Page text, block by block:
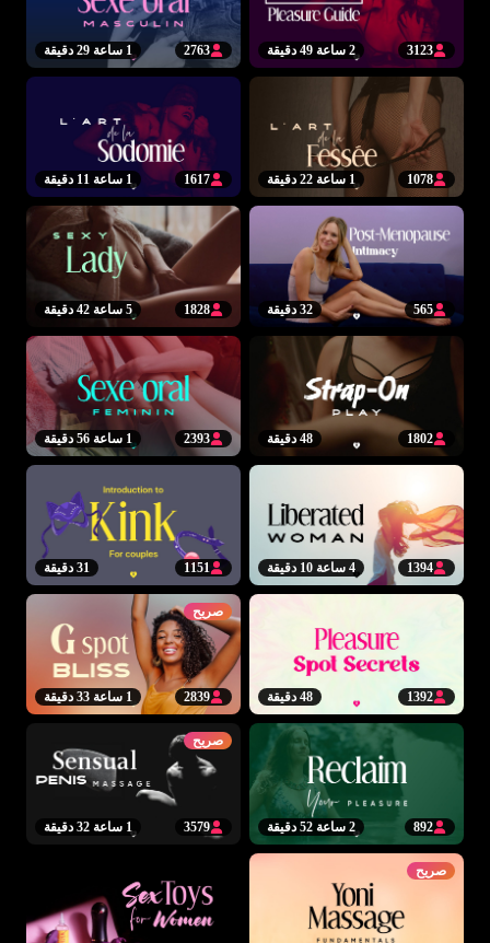
2 ساعة 49 دقيقة 3123 1 ساعة 29 دقيقة 2763
1 ساعة 22 دقيقة 1078 1 ساعة 11 دقيقة 1617
32 دقيقة 565 5 ساعة 42 دقيقة 1828
48 دقيقة 1802 1 ساعة 56 دقيقة 2393
4 ساعة 10 دقيقة 1394 31 دقيقة 1151
48 دقيقة 1392
صريح
1 ساعة 33 دقيقة 2839
2 ساعة 52 دقيقة 892
صريح
1 ساعة 32 دقيقة 3579
صريح